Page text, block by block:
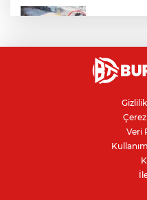
Nilüfer'de
denetimi
Bursa'da
gübreyle
Resmi
Veri